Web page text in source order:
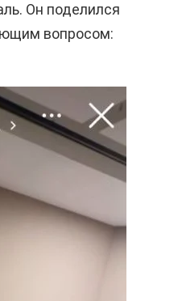
Он поделился
вопросом: